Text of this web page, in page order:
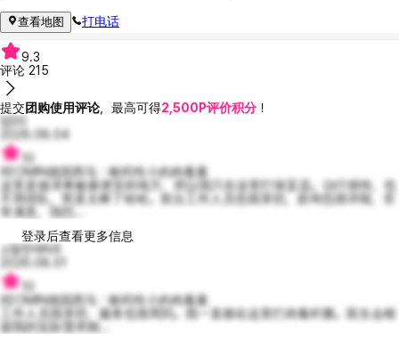
查看地图 打电话
9.3
评论 215
提交团购使用评论 ，最高可得2,500P评价积分 ！
럽00
2026.08.04
XEOMIN德国西马：耐药性小的肉毒素
这里是做泽奥敏最便宜的地方，所以我只在这里打保妥适。治疗很快，也
不用排队，简直太棒了哈哈。前台工作人员也很亲切，咨询也很详细，非
常满意，强烈...
登录后查看更多信息
소탈한에릭6
2026.08.01
XEOMIN德国西马：耐药性小的肉毒素
工作人员很亲切，服务也很周到。我一直都在这里打肉毒杆菌。医生会根
据我的实际需求精...